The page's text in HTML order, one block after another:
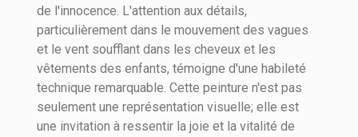
de l'innocence. L'attention aux détails,
particulièrement dans le mouvement des vagues
et le vent soufflant dans les cheveux et les
vêtements des enfants, témoigne d'une habileté
technique remarquable. Cette peinture n'est pas
seulement une représentation visuelle; elle est
une invitation à ressentir la joie et la vitalité de